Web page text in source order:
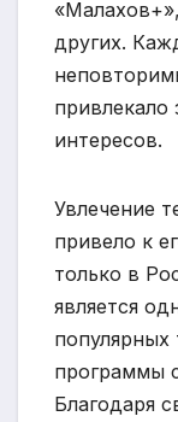
других.
привлекало
интересов.
Увлечение
привело к
только в
является
популярных
программы
Благодаря